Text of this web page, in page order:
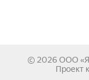
© 2026 ООО
Проект